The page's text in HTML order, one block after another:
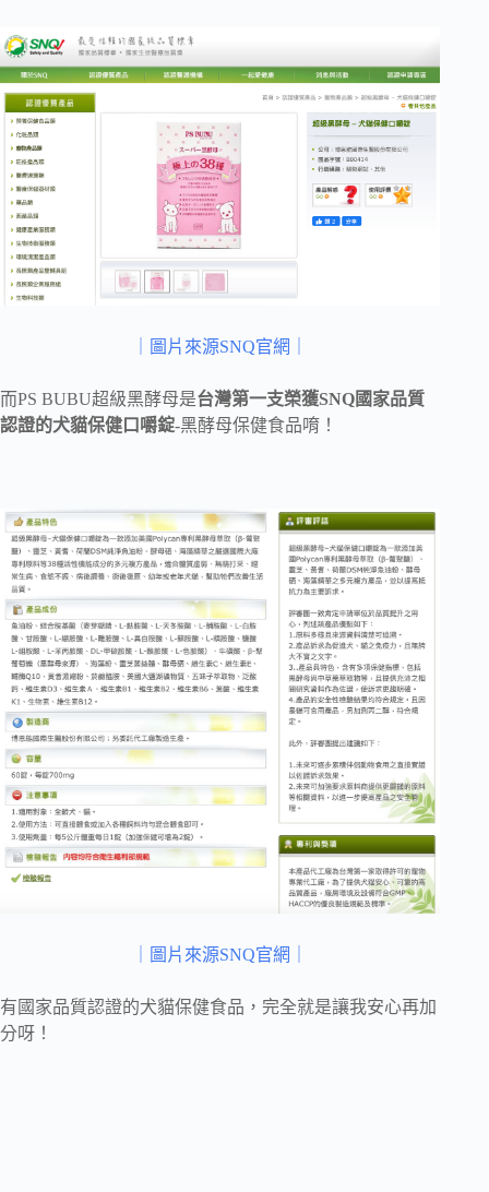
｜圖片來源SNQ官網｜
而PS BUBU超級黑酵母是台灣第一支榮獲SNQ國家品質
認證的犬貓保健口嚼錠-黑酵母保健食品唷！
｜圖片來源SNQ官網｜
有國家品質認證的犬貓保健食品，完全就是讓我安心再加
分呀！